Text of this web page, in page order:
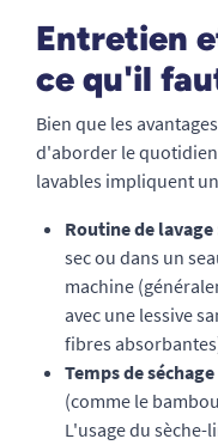
Entretien
ce qu'il
Bien que les
d'aborder le quotidien
lavables impliquent
Routine de lavage
sec ou dans un
machine
avec une lessive
fibres
Temps de séchage
(comme le
L'usage du